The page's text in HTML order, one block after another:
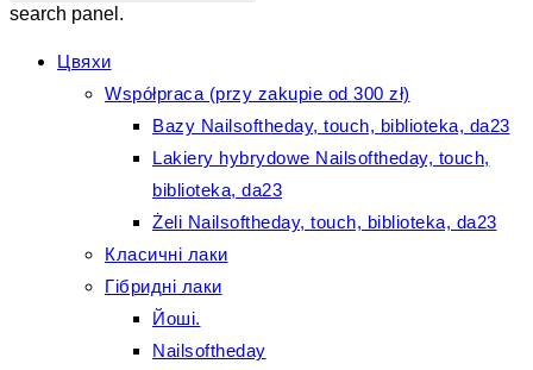
search panel.
Цвяхи
Współpraca (przy zakupie od 300 zł)
Bazy Nailsoftheday, touch, biblioteka, da23
Lakiery hybrydowe Nailsoftheday, touch,
biblioteka, da23
Żeli Nailsoftheday, touch, biblioteka, da23
Класичні лаки
Гібридні лаки
Йоші.
Nailsoftheday